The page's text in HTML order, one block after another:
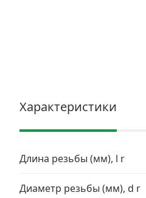
Характеристики
Длина резьбы (мм), l r
Диаметр резьбы (мм), d r